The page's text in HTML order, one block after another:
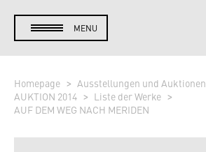
MENU
Homepage
Ausstellungen und Auktionen
AUKTION 2014
Liste der Werke
AUF DEM WEG NACH MERIDEN